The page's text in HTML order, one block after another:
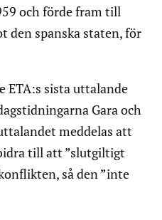
och förde fram till
den spanska staten, för
ETA:s sista uttalande
Gara och
meddelas att
till att ”slutgiltigt
så den ”inte